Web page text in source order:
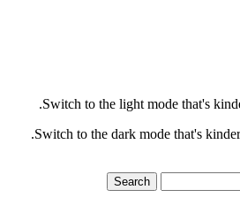
Switch to the light mode that's
Switch to the dark mode that's
Search